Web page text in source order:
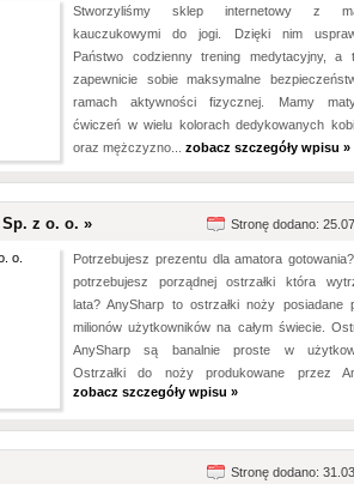
Stworzyliśmy sklep internetowy z
kauczukowymi do jogi. Dzięki nim
Państwo codzienny trening medytacyjny, a
zapewnicie sobie maksymalne
ramach aktywności fizycznej. Mamy
ćwiczeń w wielu kolorach dedykowanych
oraz mężczyzno... zobacz szczegóły wpisu »
z o. o. » Stronę dodano:
Potrzebujesz prezentu dla amatora
potrzebujesz porządnej ostrzałki która
lata? AnySharp to ostrzałki noży posiadane
milionów użytkowników na całym świecie.
AnySharp są banalnie proste w
Ostrzałki do noży produkowane przez
zobacz szczegóły wpisu »
Stronę dodano: